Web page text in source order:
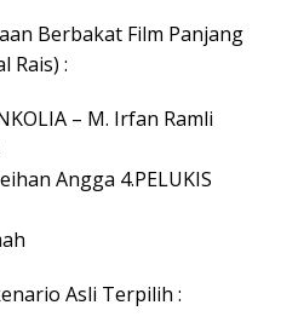
Berbakat Film Panjang
Rais) :
– M. Irfan Ramli
Angga 4.PELUKIS
Asli Terpilih :